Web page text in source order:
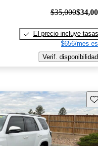
$35,000
El precio incluye tasas
$656/mes
Verif. disponibilidad